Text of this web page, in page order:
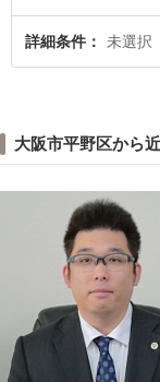
詳細条件 未選択
大阪市平野区から